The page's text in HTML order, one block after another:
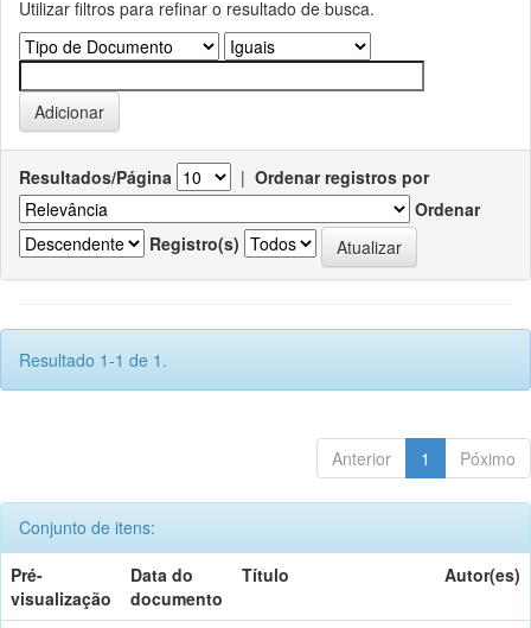
Utilizar filtros para refinar o resultado de busca.
Resultados/Página | Ordenar registros por
Ordenar
Registro(s)
Resultado 1-1 de 1.
Anterior 1 Póximo
Conjunto de itens:
Pré-
visualização
Data do
documento
Título Autor(es)